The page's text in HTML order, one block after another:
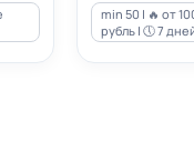
min 50 | 🔥 от
рубль | 🕔 7